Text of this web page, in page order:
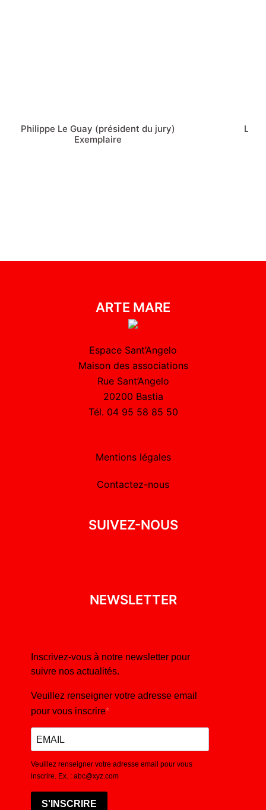
Philippe Le Guay (président du jury)
Exemplaire
Léa
ARTE MARE
Espace Sant’Angelo
Maison des associations
Rue Sant’Angelo
20200 Bastia
Tél. 04 95 58 85 50
Mentions légales
Contactez-nous
SUIVEZ-NOUS
NEWSLETTER
Inscrivez-vous à notre newsletter pour
suivre nos actualités.
Veuillez renseigner votre adresse email
pour vous inscrire
Veuillez renseigner votre adresse email pour vous
inscrire. Ex. : abc@xyz.com
S'INSCRIRE